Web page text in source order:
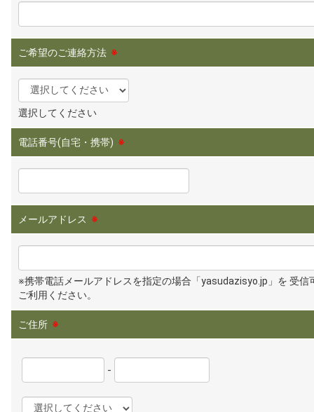
ご希望のご連絡方法 ※
選択してください
電話番号(自宅・携帯) ※
メールアドレス ※
※携帯電話メールアドレスを指定の場合「yasudazisyo.jp」を 受信
ご利用ください。
ご住所 ※
-